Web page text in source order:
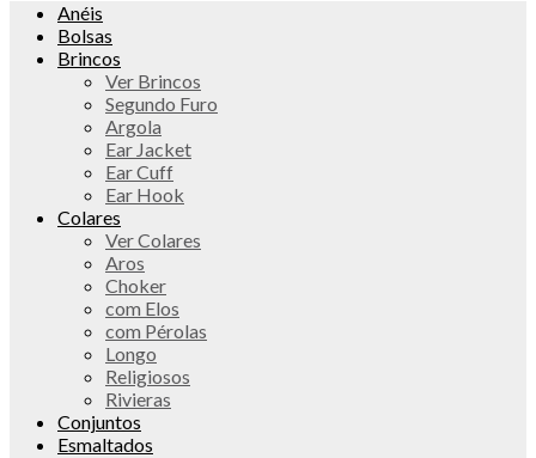
Anéis
Bolsas
Brincos
Ver Brincos
Segundo Furo
Argola
Ear Jacket
Ear Cuff
Ear Hook
Colares
Ver Colares
Aros
Choker
com Elos
com Pérolas
Longo
Religiosos
Rivieras
Conjuntos
Esmaltados